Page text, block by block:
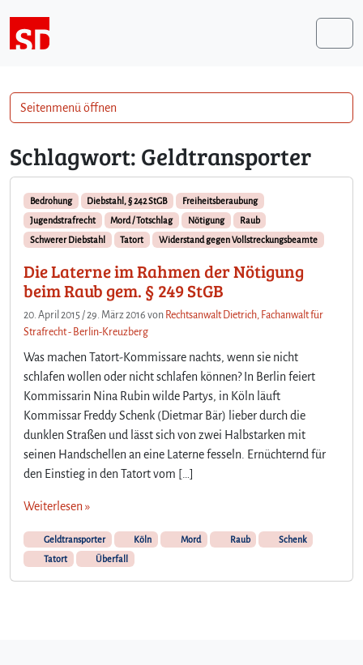
Schlagwort: Geldtransporter
Bedrohung Diebstahl, § 242 StGB
Freiheitsberaubung
Jugendstrafrecht
Mord / Totschlag Nötigung
Raub
Schwerer Diebstahl
Tatort Widerstand gegen Vollstreckungsbeamte
Die Laterne im Rahmen der Nötigung
beim Raub gem. § 249 StGB
20. April 2015 /29. März 2016 von Rechtsanwalt Dietrich, Fachanwalt für
Strafrecht - Berlin-Kreuzberg
Was machen Tatort-Kommissare nachts, wenn sie nicht
schlafen wollen oder nicht schlafen können? In Berlin feiert
Kommissarin Nina Rubin wilde Partys, in Köln läuft
Kommissar Freddy Schenk (Dietmar Bär) lieber durch die
dunklen Straßen und lässt sich von zwei Halbstarken mit
seinen Handschellen an eine Laterne fesseln. Ernüchternd für
den Einstieg in den Tatort vom […]
Weiterlesen »
Geldtransporter Köln Mord Raub
Schenk
Tatort
Überfall
Seitenmenü öffnen